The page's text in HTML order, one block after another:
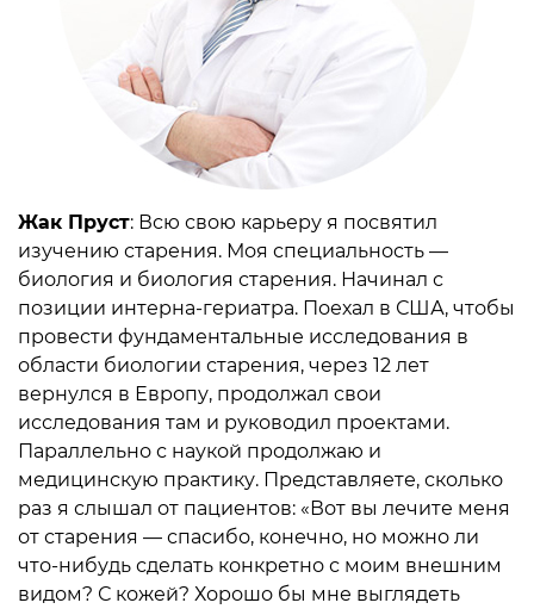
Жак Пруст: Всю свою карьеру я посвятил
изучению старения. Моя специальность —
биология и биология старения. Начинал с
позиции интерна-гериатра. Поехал в США, чтобы
провести фундаментальные исследования в
области биологии старения, через 12 лет
вернулся в Европу, продолжал свои
исследования там и руководил проектами.
Параллельно с наукой продолжаю и
медицинскую практику. Представляете, сколько
раз я слышал от пациентов: «Вот вы лечите меня
от старения — спасибо, конечно, но можно ли
что-нибудь сделать конкретно с моим внешним
видом? С кожей? Хорошо бы мне выглядеть